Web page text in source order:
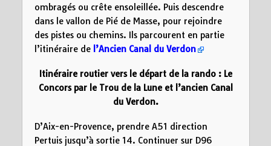
ombragés ou crête ensoleillée. Puis descendre
dans le vallon de Pié de Masse, pour rejoindre
des pistes ou chemins. Ils parcourent en partie
l’itinéraire de l’Ancien Canal du Verdon
Itinéraire routier vers le départ de la rando : Le
Concors par le Trou de la Lune et l’ancien Canal
du Verdon.
D’Aix-en-Provence, prendre A51 direction
Pertuis jusqu’à sortie 14. Continuer sur D96